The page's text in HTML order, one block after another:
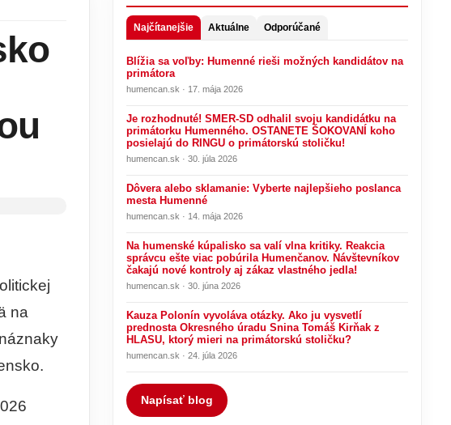
na
Najčítanejšie Aktuálne Odporúčané
Blížia sa voľby: Humenné rieši možných kandidátov na
primátora
humencan.sk · 17. mája 2026
Je rozhodnuté! SMER-SD odhalil svoju kandidátku na
primátorku Humenného. OSTANETE ŠOKOVANÍ koho
posielajú do RINGU o primátorskú stoličku!
humencan.sk · 30. júla 2026
Dôvera alebo sklamanie: Vyberte najlepšieho poslanca
mesta Humenné
humencan.sk · 14. mája 2026
Na humenské kúpalisko sa valí vlna kritiky. Reakcia
správcu ešte viac pobúrila Humenčanov. Návštevníkov
čakajú nové kontroly aj zákaz vlastného jedla!
humencan.sk · 30. júna 2026
Kauza Polonín vyvoláva otázky. Ako ju vysvetlí
prednosta Okresného úradu Snina Tomáš Kirňak z
HLASU, ktorý mieri na primátorskú stoličku?
humencan.sk · 24. júla 2026
Napísať blog